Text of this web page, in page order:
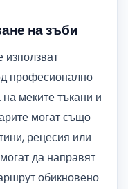
на зъби
използват
професионално
меките тъкани и
могат също
рецесия или
да направят
обикновено